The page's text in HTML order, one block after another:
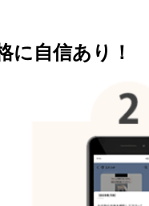
に自信あり！